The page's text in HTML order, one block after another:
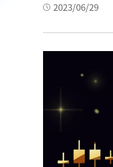
2023/06/29